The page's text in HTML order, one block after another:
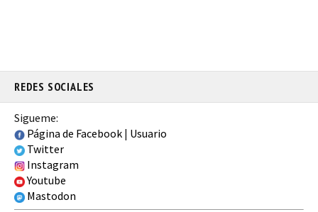
REDES SOCIALES
Sigueme:
Página de Facebook | Usuario
Twitter
Instagram
Youtube
Mastodon